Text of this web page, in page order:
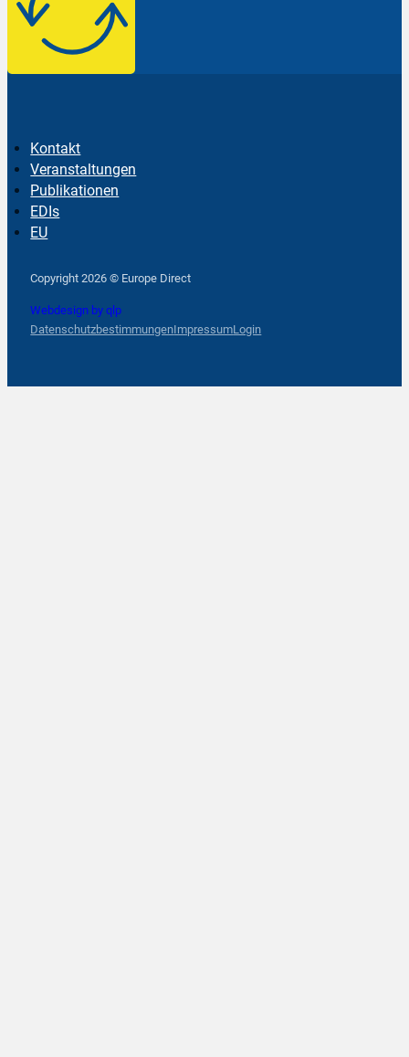
Kontakt
Veranstaltungen
Publikationen
EDIs
EU
Copyright 2026 © Europe Direct
Webdesign by qlp
DatenschutzbestimmungenImpressumLogin